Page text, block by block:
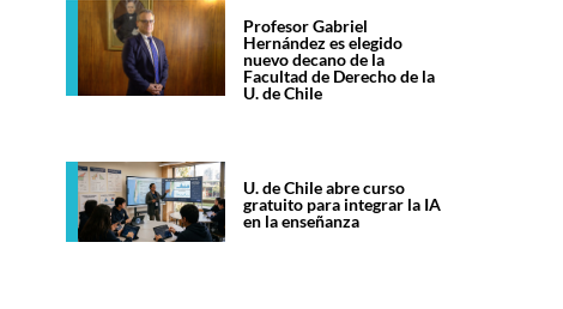
Profesor Gabriel
Hernández es elegido
nuevo decano de la
Facultad de Derecho de la
U. de Chile
U. de Chile abre curso
gratuito para integrar la IA
en la enseñanza